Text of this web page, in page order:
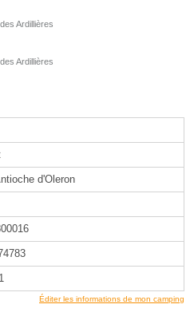
Ardillières
Ardillières
d'Oleron
Éditer les informations de mon camping